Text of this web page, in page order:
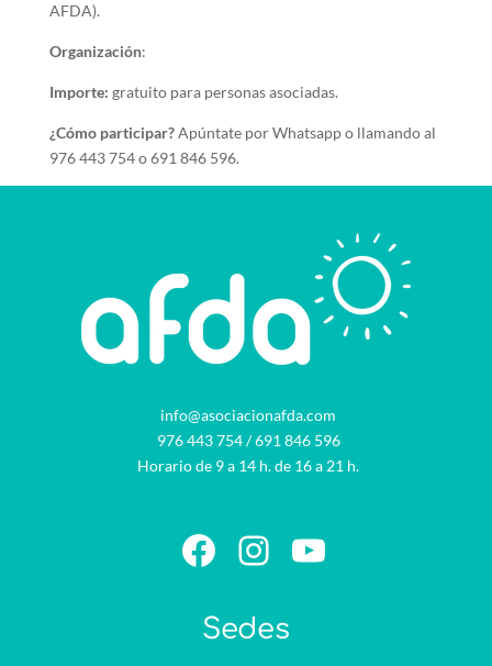
AFDA).
Organización:
Importe: gratuito para personas asociadas.
¿Cómo participar?Apúntate por Whatsapp o llamando al
976 443 754 o 691 846 596.
info@asociacionafda.com
976 443 754/691 846 596
Horario de 9 a 14 h. de 16 a 21 h.
Facebook
Instagram
YouTube
Sedes